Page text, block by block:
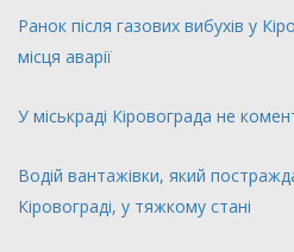
Ранок після газових вибухів у
місця аварії
У міськраді Кіровограда не
Водій вантажівки, який
Кіровограді, у тяжкому стані